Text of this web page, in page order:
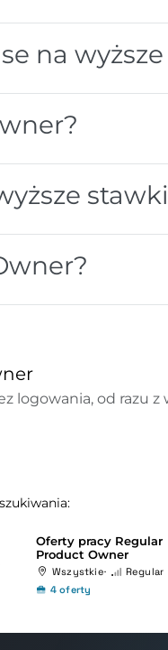
na
logowania, od razu z
Oferty pracy Regular
Product Owner
Wszystkie
Regular
4 oferty